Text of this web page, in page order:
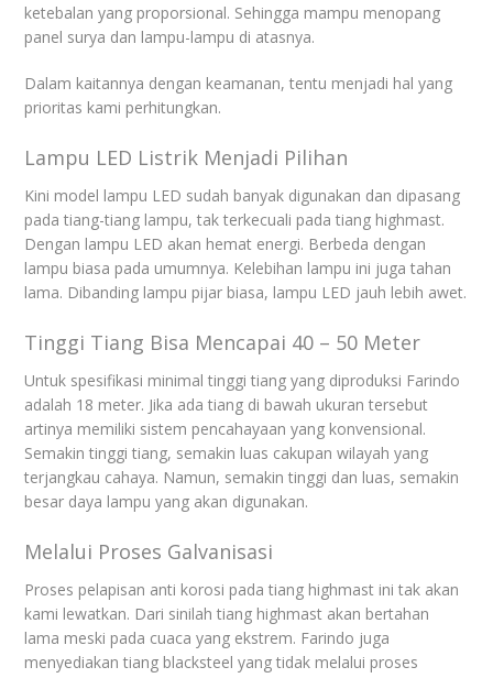
ketebalan yang proporsional. Sehingga mampu menopang
panel surya dan lampu-lampu di atasnya.
Dalam kaitannya dengan keamanan, tentu menjadi hal yang
prioritas kami perhitungkan.
Lampu LED Listrik Menjadi Pilihan
Kini model lampu LED sudah banyak digunakan dan dipasang
pada tiang-tiang lampu, tak terkecuali pada tiang highmast.
Dengan lampu LED akan hemat energi. Berbeda dengan
lampu biasa pada umumnya. Kelebihan lampu ini juga tahan
lama. Dibanding lampu pijar biasa, lampu LED jauh lebih awet.
Tinggi Tiang Bisa Mencapai 40 – 50 Meter
Untuk spesifikasi minimal tinggi tiang yang diproduksi Farindo
adalah 18 meter. Jika ada tiang di bawah ukuran tersebut
artinya memiliki sistem pencahayaan yang konvensional.
Semakin tinggi tiang, semakin luas cakupan wilayah yang
terjangkau cahaya. Namun, semakin tinggi dan luas, semakin
besar daya lampu yang akan digunakan.
Melalui Proses Galvanisasi
Proses pelapisan anti korosi pada tiang highmast ini tak akan
kami lewatkan. Dari sinilah tiang highmast akan bertahan
lama meski pada cuaca yang ekstrem. Farindo juga
menyediakan tiang blacksteel yang tidak melalui proses